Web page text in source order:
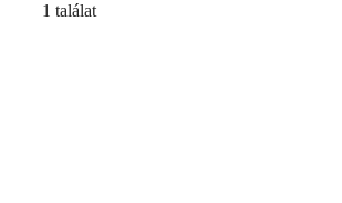
1 találat